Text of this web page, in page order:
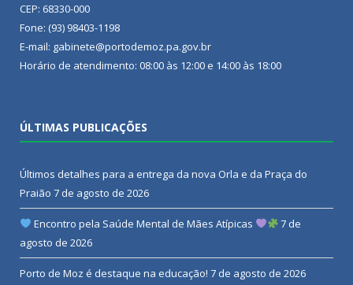
CEP: 68330-000
Fone: (93) 98403-1198
E-mail: gabinete@portodemoz.pa.gov.br
Horário de atendimento: 08:00 às 12:00 e 14:00 às 18:00
ÚLTIMAS PUBLICAÇÕES
Últimos detalhes para a entrega da nova Orla e da Praça do
Praião 7 de agosto de 2026
Encontro pela Saúde Mental de Mães Atípicas
7 de
agosto de 2026
Porto de Moz é destaque na educação! 7 de agosto de 2026